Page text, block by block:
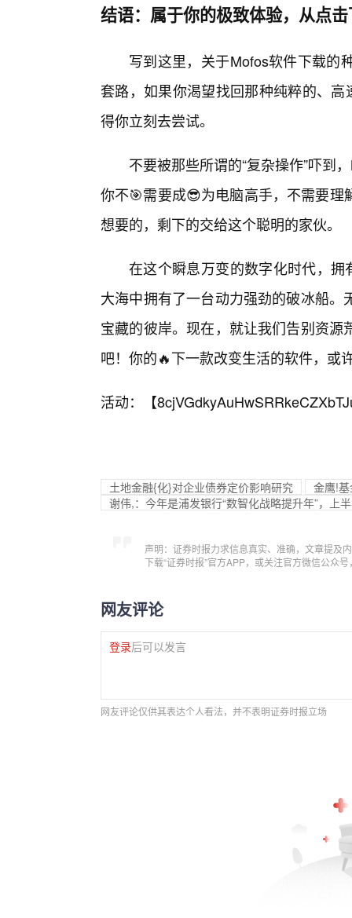
结语：属于你的极致体验，从点
写到这里，关于Mofos软件下载的
套路，如果你渴望找回那种纯粹的、
得你立刻去尝试。
不要被那些所谓的“复杂操作”吓到
你不🎯需要成😎为电脑高手，不需要
想要的，剩下的交给这个聪明的家伙。
在这个瞬息万变的数字化时代，
大海中拥有了一台动力强劲的破冰船
宝藏的彼岸。现在，就让我们告别资
吧！你的🔥下一款改变生活的软件，或
活动：【
土地金融{化}对企业债券定价影响研究
金鹰!
谢伟,：今年是浦发银行“数智化战略提升年”，上
声明：证券时报力求信息真实、准确，文章提及
下载“证券时报”官方APP，或关注官方微信公众
网友评论
登录后可以发言
网友评论仅供其表达个人看法，并不表明证券时报立场